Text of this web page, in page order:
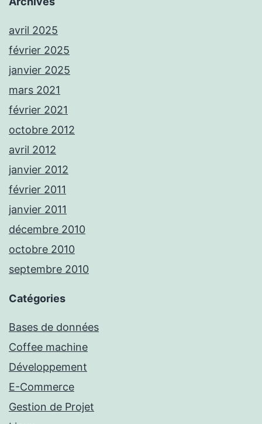
avril 2025
février 2025
janvier 2025
mars 2021
février 2021
octobre 2012
avril 2012
janvier 2012
février 2011
janvier 2011
décembre 2010
octobre 2010
septembre 2010
Catégories
Bases de données
Coffee machine
Développement
E-Commerce
Gestion de Projet